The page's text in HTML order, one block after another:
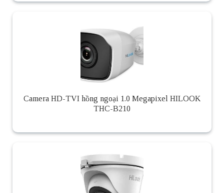
Camera HD-TVI hồng ngoại 1.0 Megapixel HILOOK
THC-B210